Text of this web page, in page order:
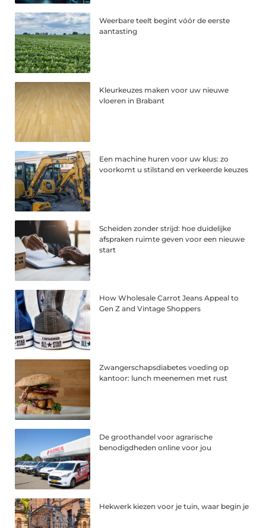
Weerbare teelt begint vóór de eerste
aantasting
Kleurkeuzes maken voor uw nieuwe
vloeren in Brabant
Een machine huren voor uw klus: zo
voorkomt u stilstand en verkeerde keuzes
Scheiden zonder strijd: hoe duidelijke
afspraken ruimte geven voor een nieuwe
start
How Wholesale Carrot Jeans Appeal to
Gen Z and Vintage Shoppers
Zwangerschapsdiabetes voeding op
kantoor: lunch meenemen met rust
De groothandel voor agrarische
benodigdheden online voor jou
Hekwerk kiezen voor je tuin, waar begin je